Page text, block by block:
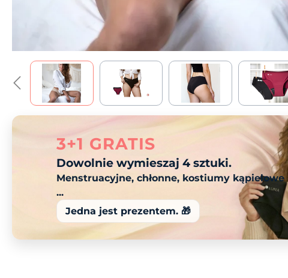
3+1 GRATIS
Dowolnie wymieszaj 4 sztuki.
Menstruacyjne, chłonne, kostiumy kąpielowe
...
Jedna jest prezentem. 🎁